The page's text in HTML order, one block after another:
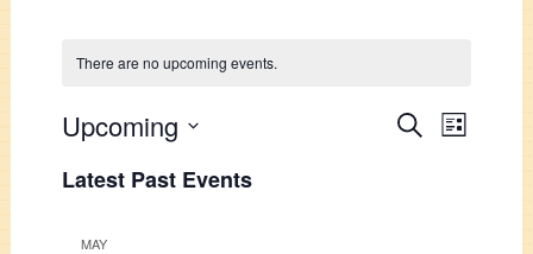
There are no upcoming events.
Events
SearchEvent
List
Upcoming
date.
Latest Past Events
MAY